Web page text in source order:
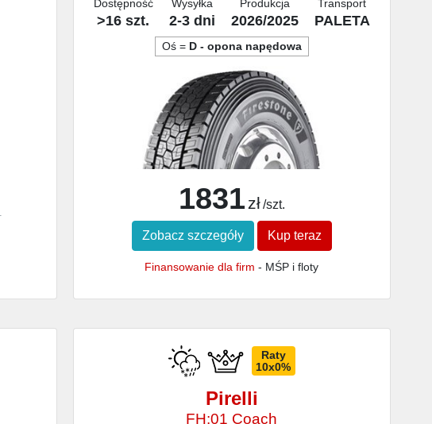
Dostępność
>16 szt.
Wysyłka
2-3 dni
Produkcja
2026/2025
Transport
PALETA
Oś = D - opona napędowa
1831 zł/szt.
Zobacz szczegóły Kup teraz
Finansowanie dla firm - MŚP i floty
Raty
10x0%
Pirelli
FH:01 Coach